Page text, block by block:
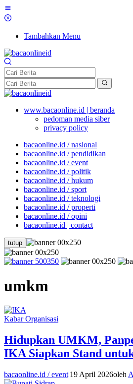
Tambahkan Menu
www.bacaonline.id | beranda
pedoman media siber
privacy policy
bacaonline.id / nasional
bacaonline.id / pendidikan
bacaonline.id / event
bacaonline.id / politik
bacaonline.id / hukum
bacaonline.id / sport
bacaonline.id / teknologi
bacaonline.id / properti
bacaonline.id / opini
bacaonline.id | contact
tutup
umkm
Kabar Organisasi
Hidupkan UMKM,
IKA Siapkan Stand
bacaonline.id / event|19 April 2026oleh